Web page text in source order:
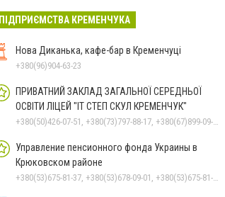
ПІДПРИЄМСТВА КРЕМЕНЧУКА
Нова Диканька, кафе-бар в Кременчуці
+380(96)904-63-23
ПРИВАТНИЙ ЗАКЛАД ЗАГАЛЬНОЇ СЕРЕДНЬОЇ
ОСВІТИ ЛІЦЕЙ "ІТ СТЕП СКУЛ КРЕМЕНЧУК"
+380(50)426-07-51, +380(73)797-88-17, +380(67)899-09-16
Управление пенсионного фонда Украины в
Крюковском районе
+380(53)675-81-37, +380(53)678-09-01, +380(53)675-81-32, +380(53)675-81-40, +380(53)675-81-33, +380(53)675-81-38, +380(53)675-81-31, +380(53)678-08-87